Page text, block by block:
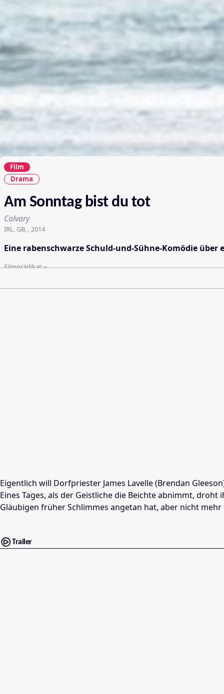
Film
Drama
Am Sonntag bist du tot
Calvary
IRL, GB, , 2014
Eine rabenschwarze Schuld-und-Sühne-Komödie
Filmprädikat:-
Eigentlich will Dorfpriester James Lavelle (Brendan
Eines Tages, als der Geistliche die Beichte abnimmt,
Gläubigen früher Schlimmes angetan hat, aber nicht
Trailer